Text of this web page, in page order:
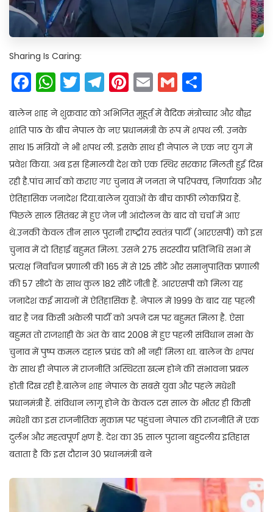
Sharing Is Caring:
Facebook
WhatsApp
Twitter
Telegram
Pinterest
EmailGmail
बालेन शाह ने शुक्रवार को अभिजित मुहूर्त में वैदिक मंत्रोच्चार और बौद्ध
शांति पाठ के बीच नेपाल के नए प्रधानमंत्री के रूप में शपथ ली. उनके
साथ 15 मंत्रियों ने भी शपथ ली. इसके साथ ही नेपाल ने एक नए युग में
प्रवेश किया. अब इस हिमालयी देश को एक स्थिर सरकार मिलती हुई दिख
रही है.पांच मार्च को कराए गए चुनाव में जनता ने परिपक्व, निर्णायक और
ऐतिहासिक जनादेश दिया.बालेन युवाओं के बीच काफी लोकप्रिय हैं.
पिछले साल सितंबर में हुए जेन जी आंदोलन के बाद वो चर्चा में आए
थे.उनकी केवल तीन साल पुरानी राष्ट्रीय स्वतंत्र पार्टी (आरएसपी) को इस
चुनाव में दो तिहाई बहुमत मिला. उसने 275 सदस्यीय प्रतिनिधि सभा में
प्रत्यक्ष निर्वाचन प्रणाली की 165 में से 125 सीटें और समानुपातिक प्रणाली
की 57 सीटों के साथ कुल 182 सीटें जीती हैं. आरएसपी को मिला यह
जनादेश कई मायनों में ऐतिहासिक है. नेपाल में 1999 के बाद यह पहली
बार है जब किसी अकेली पार्टी को अपने दम पर बहुमत मिला है. ऐसा
बहुमत तो राजशाही के अंत के बाद 2008 में हुए पहली संविधान सभा के
चुनाव में पुष्प कमल दहाल प्रचंड को भी नहीं मिला था. बालेन के शपथ
के साथ ही नेपाल में राजनीति अस्थिरता खत्म होने की संभावना प्रबल
होती दिख रही है.बालेन शाह नेपाल के सबसे युवा और पहले मधेशी
प्रधानमंत्री हैं. संविधान लागू होने के केवल दस साल के भीतर ही किसी
मधेशी का इस राजनीतिक मुकाम पर पहुंचना नेपाल की राजनीति में एक
दुर्लभ और महत्वपूर्ण क्षण है. देश का 35 साल पुराना बहुदलीय इतिहास
बताता है कि इस दौरान 30 प्रधानमंत्री बने